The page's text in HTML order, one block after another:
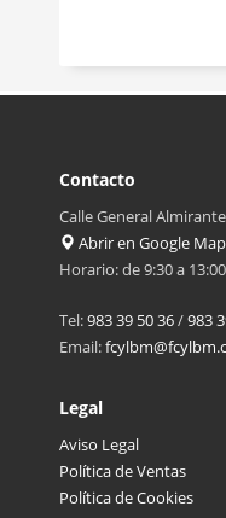
Contacto
Calle General
Abrir en Google
Horario: de 9:30 a
Tel:983 39 50 36/983
Email:
Legal
Aviso Legal
Política de Ventas
Política de Cookies